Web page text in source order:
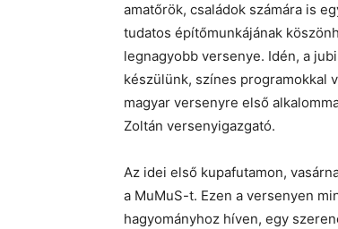
amatőrök, családok számára is
tudatos építőmunkájának
legnagyobb versenye. Idén, a
készülünk, színes programokkal
magyar versenyre első
Zoltán versenyigazgató.
Az idei első kupafutamon,
a MuMuS-t. Ezen a versenyen
hagyományhoz híven, egy